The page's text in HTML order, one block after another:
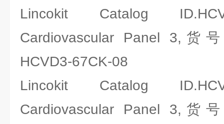
Lincokit Catalog
Cardiovascular Panel 3,货
HCVD3-67CK-08
Lincokit Catalog
Cardiovascular Panel 3,货